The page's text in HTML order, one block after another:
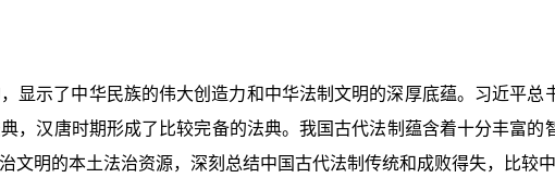
显示了中华民族的伟大创造力和中华法制文明的深厚底蕴。习近平
，汉唐时期形成了比较完备的法典。我国古代法制蕴含着十分丰富的
文明的本土法治资源，深刻总结中国古代法制传统和成败得失，比